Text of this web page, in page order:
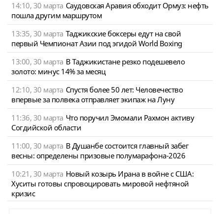
14:10, 30 марта Саудовская Аравия обходит Ормуз: нефть
пошла другим маршрутом
13:35, 30 марта Таджикские боксеры едут на свой
первый Чемпионат Азии под эгидой World Boxing
13:00, 30 марта В Таджикистане резко подешевело
золото: минус 14% за месяц
12:10, 30 марта Спустя более 50 лет: Человечество
впервые за полвека отправляет экипаж на Луну
11:36, 30 марта Что поручил Эмомали Рахмон активу
Согдийской области
11:00, 30 марта В Душанбе состоится главный забег
весны: определены призовые полумарафона-2026
10:21, 30 марта Новый козырь Ирана в войне с США:
Хуситы готовы спровоцировать мировой нефтяной
кризис